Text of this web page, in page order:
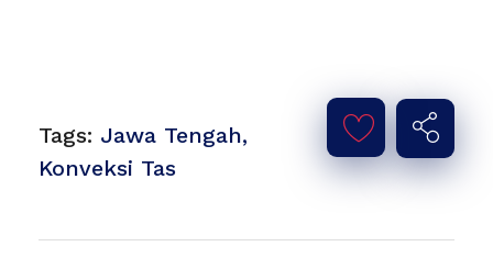
Tags: Jawa Tengah,
Konveksi Tas